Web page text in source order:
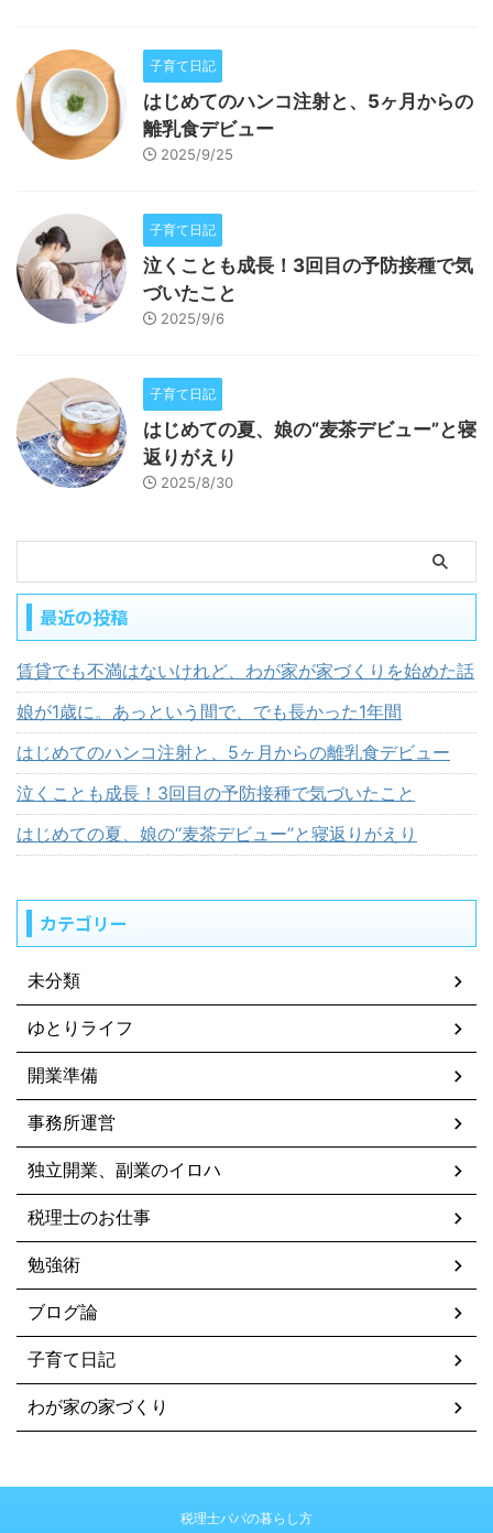
子育て日記
はじめてのハンコ注射と、5ヶ月からの
離乳食デビュー
2025/9/25
子育て日記
泣くことも成長！3回目の予防接種で気
づいたこと
2025/9/6
子育て日記
はじめての夏、娘の“麦茶デビュー”と寝
返りがえり
2025/8/30
最近の投稿
賃貸でも不満はないけれど、わが家が家づくりを始めた話
娘が1歳に。あっという間で、でも長かった1年間
はじめてのハンコ注射と、5ヶ月からの離乳食デビュー
泣くことも成長！3回目の予防接種で気づいたこと
はじめての夏、娘の“麦茶デビュー”と寝返りがえり
カテゴリー
未分類
ゆとりライフ
開業準備
事務所運営
独立開業、副業のイロハ
税理士のお仕事
勉強術
ブログ論
子育て日記
わが家の家づくり
税理士パパの暮らし方